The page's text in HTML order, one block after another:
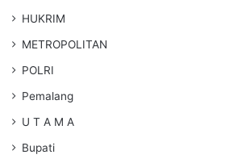
HUKRIM
METROPOLITAN
POLRI
Pemalang
U T A M A
Bupati